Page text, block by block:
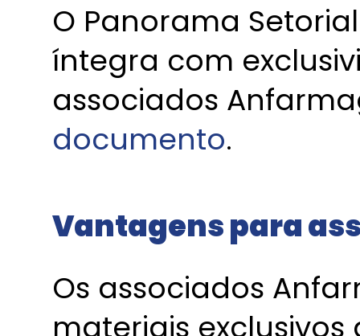
O Panorama
íntegra com
associados
documento.
Vantagens para
Os associados